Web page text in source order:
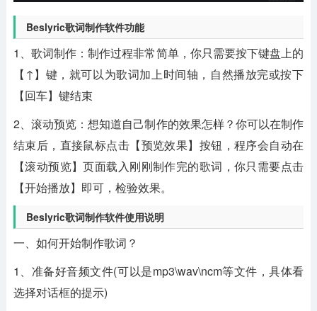
Beslyric歌词制作软件功能
1、歌词制作：制作过程非常简单，你只需要按下键盘上的
【↑】键，就可以为歌词加上时间轴，自然播放完或按下
【回车】键结束
2、滚动预览：想知道自己制作的效果怎样？你可以在制作
结束后，直接鼠标点击【预览效果】按钮，程序会自动在
【滚动预览】页面载入刚刚制作完的歌词，你只需要点击
【开始播放】即可，检验效果。
Beslyric歌词制作软件使用说明
一、如何开始制作歌词？
1、准备好音频文件(可以是mp3\wav\ncm等文件，具体看
选择对话框的提示)